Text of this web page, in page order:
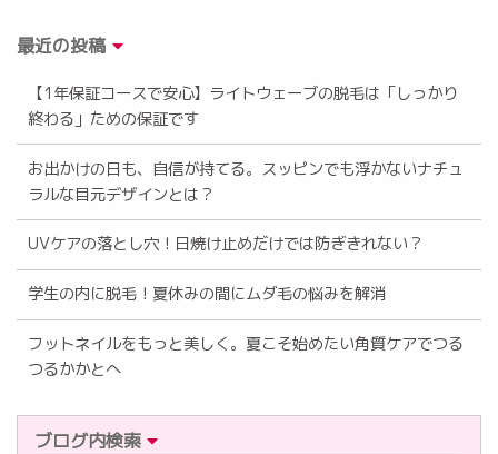
最近の投稿
【1年保証コースで安心】ライトウェーブの脱毛は「しっかり
終わる」ための保証です
お出かけの日も、自信が持てる。スッピンでも浮かないナチュ
ラルな目元デザインとは？
UVケアの落とし穴！日焼け止めだけでは防ぎきれない？
学生の内に脱毛！夏休みの間にムダ毛の悩みを解消
フットネイルをもっと美しく。夏こそ始めたい角質ケアでつる
つるかかとへ
ブログ内検索